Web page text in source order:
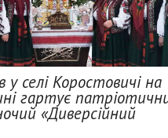
у селі Коростовичі на
гартує
«Диверсійний